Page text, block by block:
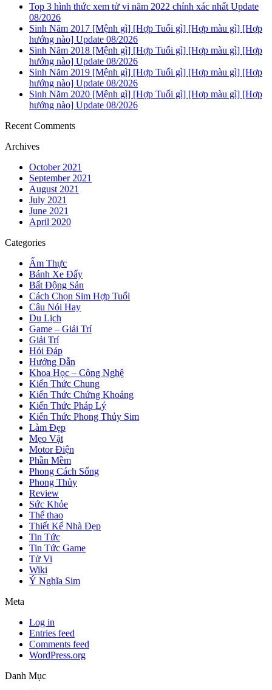
Top 3 hình thức xem tử vi năm 2022 chính xác nhất Update
08/2026
Sinh Năm 2017 [Mệnh gì] [Hợp Tuổi gì] [Hợp màu gì] [Hợp
hướng nào] Update 08/2026
Sinh Năm 2018 [Mệnh gì] [Hợp Tuổi gì] [Hợp màu gì] [Hợp
hướng nào] Update 08/2026
Sinh Năm 2019 [Mệnh gì] [Hợp Tuổi gì] [Hợp màu gì] [Hợp
hướng nào] Update 08/2026
Sinh Năm 2020 [Mệnh gì] [Hợp Tuổi gì] [Hợp màu gì] [Hợp
hướng nào] Update 08/2026
Recent Comments
Archives
October 2021
September 2021
August 2021
July 2021
June 2021
April 2020
Categories
Ẩm Thực
Bánh Xe Đẩy
Bất Động Sản
Cách Chọn Sim Hợp Tuổi
Câu Nói Hay
Du Lịch
Game – Giải Trí
Giải Trí
Hỏi Đáp
Hướng Dẫn
Khoa Học – Công Nghệ
Kiến Thức Chung
Kiến Thức Chứng Khoáng
Kiến Thức Pháp Lý
Kiến Thức Phong Thủy Sim
Làm Đẹp
Mẹo Vặt
Motor Điện
Phần Mềm
Phong Cách Sống
Phong Thủy
Review
Sức Khỏe
Thể thao
Thiết Kế Nhà Đẹp
Tin Tức
Tin Tức Game
Tử Vi
Wiki
Ý Nghĩa Sim
Meta
Log in
Entries feed
Comments feed
WordPress.org
Danh Mục